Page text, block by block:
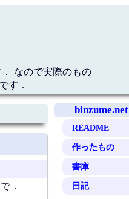
なので実際のもの
す．
binzume.net
README
作ったもの
書庫
日記
．